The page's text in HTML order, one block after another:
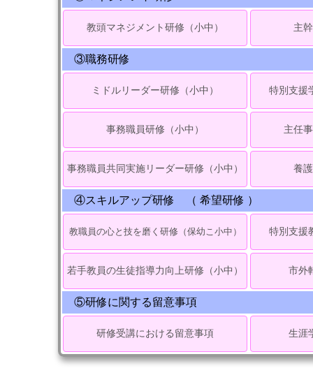
教頭マネジメント研修（小中） 主
③職務研修
ミドルリーダー研修（小中） 特別支援
事務職員研修（小中） 主任
事務職員共同実施リーダー研修（小中） 養
④スキルアップ研修 （ 希望研修 ）
教職員の心と技を磨く研修（保幼こ小中） 特別支援
若手教員の生徒指導力向上研修（小中） 市外
⑤研修に関する留意事項
研修受講における留意事項 生涯